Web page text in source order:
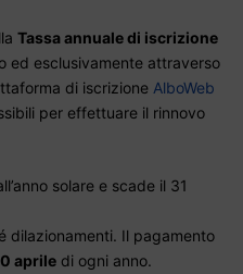
Tassa annuale di iscrizione
ed esclusivamente attraverso
di iscrizione AlboWeb
per effettuare il rinnovo
solare e scade il 31
dilazionamenti. Il pagamento
aprile di ogni anno.